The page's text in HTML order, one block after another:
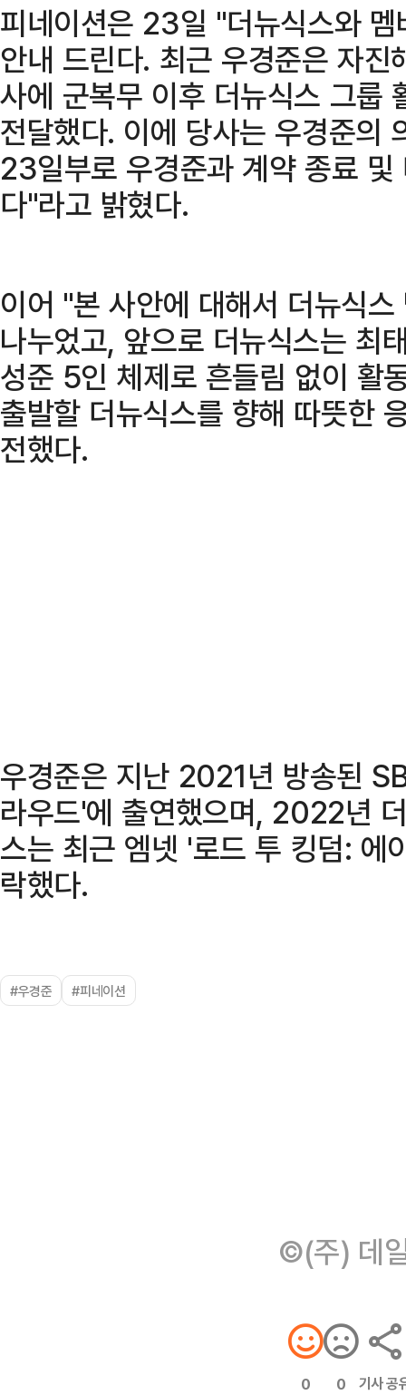
피네이션은 23일 "더뉴식스와
안내 드린다. 최근 우경준은 자
사에 군복무 이후 더뉴식스 그룹
전달했다. 이에 당사는 우경준
23일부로 우경준과 계약 종료
다"라고 밝혔다.
이어 "본 사안에 대해서 더뉴식
나누었고, 앞으로 더뉴식스는 최
성준 5인 체제로 흔들림 없이 활
출발할 더뉴식스를 향해 따뜻한
전했다.
우경준은 지난 2021년 방송된
라우드'에 출연했으며, 2022년
스는 최근 엠넷 '로드 투 킹덤: 에
락했다.
#우경준 #피네이션
©(주) 데
0 0 기사 공